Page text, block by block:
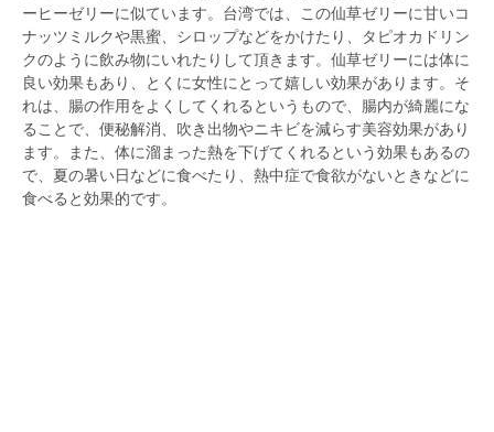
ーヒーゼリーに似ています。台湾では、この仙草ゼリーに甘いコ
ナッツミルクや黒蜜、シロップなどをかけたり、タピオカドリン
クのように飲み物にいれたりして頂きます。仙草ゼリーには体に
良い効果もあり、とくに女性にとって嬉しい効果があります。そ
れは、腸の作用をよくしてくれるというもので、腸内が綺麗にな
ることで、便秘解消、吹き出物やニキビを減らす美容効果があり
ます。また、体に溜まった熱を下げてくれるという効果もあるの
で、夏の暑い日などに食べたり、熱中症で食欲がないときなどに
食べると効果的です。